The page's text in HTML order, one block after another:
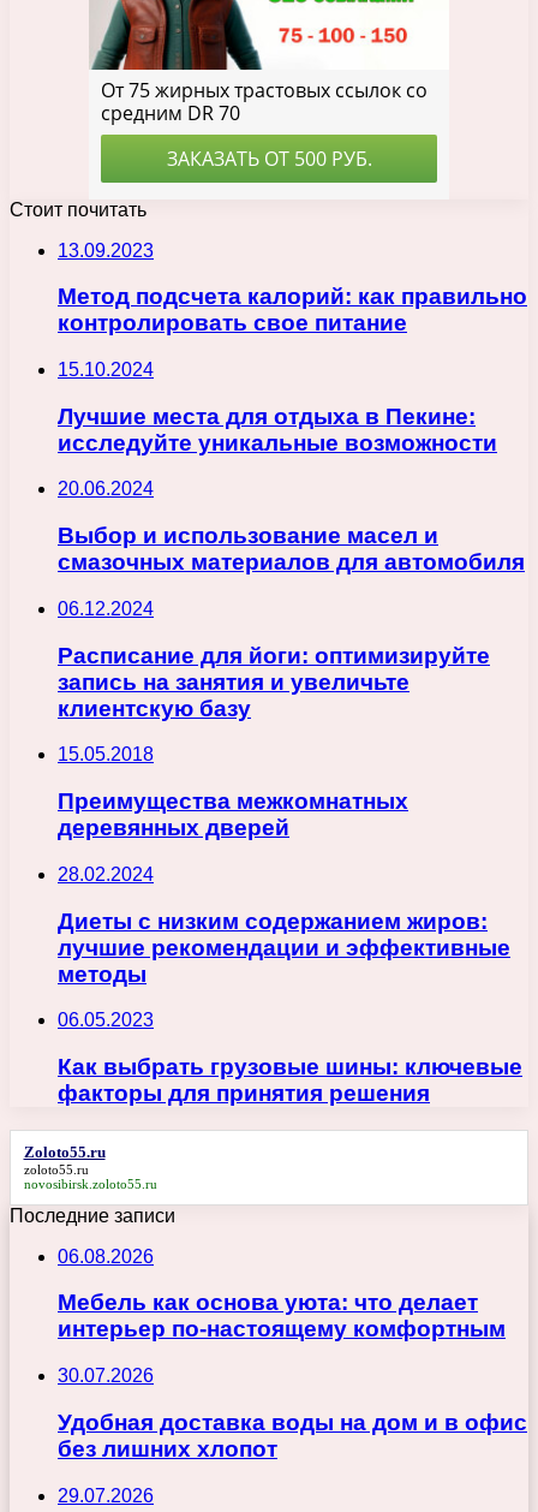
Стоит почитать
13.09.2023
Метод подсчета калорий: как правильно
контролировать свое питание
15.10.2024
Лучшие места для отдыха в Пекине:
исследуйте уникальные возможности
20.06.2024
Выбор и использование масел и
смазочных материалов для автомобиля
06.12.2024
Расписание для йоги: оптимизируйте
запись на занятия и увеличьте
клиентскую базу
15.05.2018
Преимущества межкомнатных
деревянных дверей
28.02.2024
Диеты с низким содержанием жиров:
лучшие рекомендации и эффективные
методы
06.05.2023
Как выбрать грузовые шины: ключевые
факторы для принятия решения
Zoloto55.ru
zoloto55.ru
novosibirsk.zoloto55.ru
Последние записи
06.08.2026
Мебель как основа уюта: что делает
интерьер по-настоящему комфортным
30.07.2026
Удобная доставка воды на дом и в офис
без лишних хлопот
29.07.2026